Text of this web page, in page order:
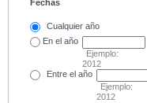
Fechas
Cualquier año
En el año
Ejemplo:
2012
Entre el año
Ejemplo:
2012